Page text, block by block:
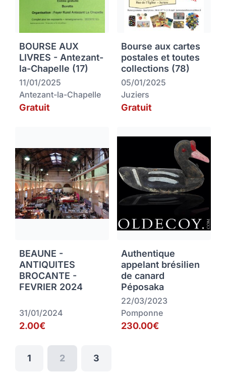
BOURSE AUX
LIVRES - Antezant-
la-Chapelle (17)
11/01/2025
Antezant-la-Chapelle
Gratuit
Bourse aux cartes
postales et toutes
collections (78)
05/01/2025
Juziers
Gratuit
BEAUNE -
ANTIQUITES
BROCANTE -
FEVRIER 2024
31/01/2024
2.00€
Authentique
appelant brésilien
de canard
Péposaka
22/03/2023
Pomponne
230.00€
1 2 3